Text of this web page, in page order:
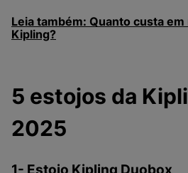
Leia também: Quanto custa
Kipling?
5 estojos da
2025
1- Estojo Kipling Duobox